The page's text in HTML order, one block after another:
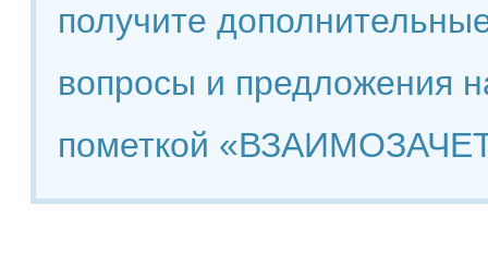
получите
вопросы и предложения
пометкой